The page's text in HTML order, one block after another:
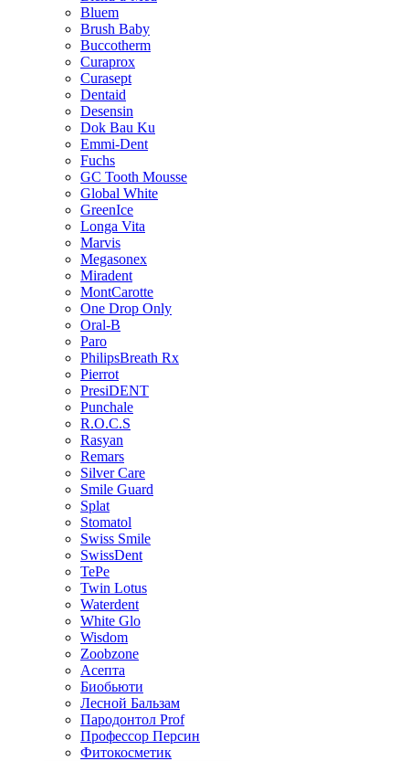
Bluem
Brush Baby
Buccotherm
Curaprox
Curasept
Dentaid
Desensin
Dok Bau Ku
Emmi-Dent
Fuchs
GC Tooth Mousse
Global White
GreenIce
Longa Vita
Marvis
Megasonex
Miradent
MontCarotte
One Drop Only
Oral-B
Paro
PhilipsBreath Rx
Pierrot
PresiDENT
Punchale
R.O.C.S
Rasyan
Remars
Silver Care
Smile Guard
Splat
Stomatol
Swiss Smile
SwissDent
TePe
Twin Lotus
Waterdent
White Glo
Wisdom
Zoobzone
Асепта
Биобьюти
Лесной Бальзам
Пародонтол Prof
Профессор Персин
Фитокосметик